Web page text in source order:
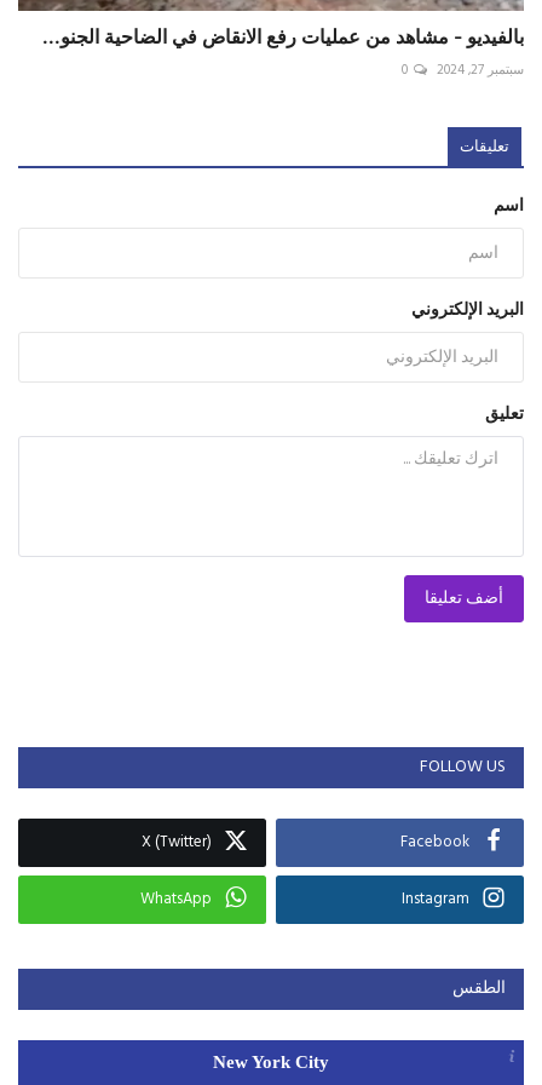
بالفيديو - مشاهد من عمليات رفع الانقاض في الضاحية الجنو...
سبتمبر 27, 2024 0
تعليقات
اسم
البريد الإلكتروني
تعليق
أضف تعليقا
FOLLOW US
Facebook
X (Twitter)
Instagram
WhatsApp
الطقس
New York City